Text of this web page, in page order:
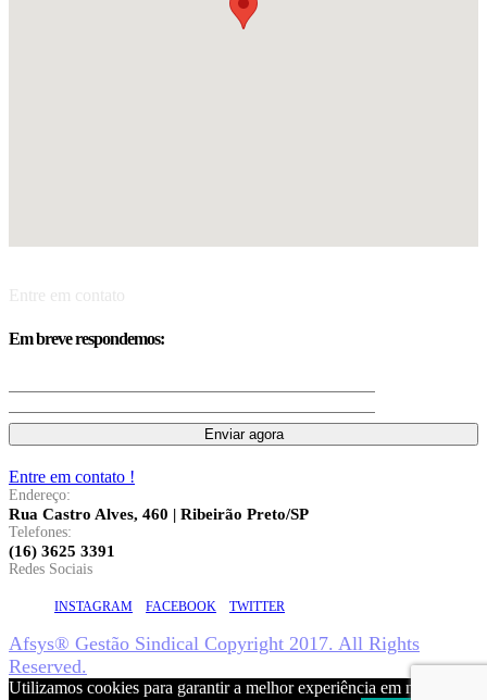
Entre em contato
Em breve respondemos:
Entre em contato !
Endereço:
Rua Castro Alves, 460 | Ribeirão Preto/SP
Telefones:
(16) 3625 3391
Redes Sociais
INSTAGRAM FACEBOOK TWITTER
Afsys® Gestão Sindical Copyright 2017. All Rights
Reserved.
Utilizamos cookies para garantir a melhor experiência em nosso site.